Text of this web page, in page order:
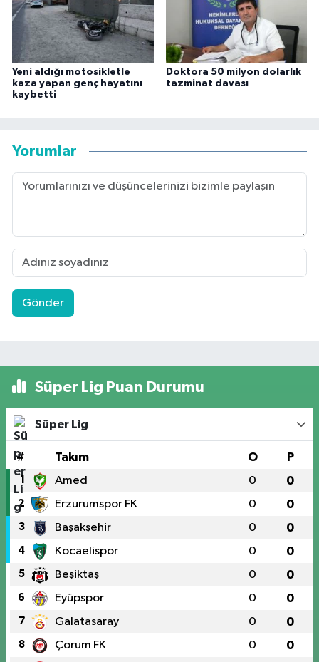
Yeni aldığı motosikletle
kaza yapan genç hayatını
kaybetti
Doktora 50 milyon dolarlık
tazminat davası
Yorumlar
Gönder
Süper Lig Puan Durumu
Süper Lig
# Takım O P
1 Amed 0 0
2 Erzurumspor FK 0 0
3 Başakşehir 0 0
4 Kocaelispor 0 0
5 Beşiktaş 0 0
6 Eyüpspor 0 0
7 Galatasaray 0 0
8 Çorum FK 0 0